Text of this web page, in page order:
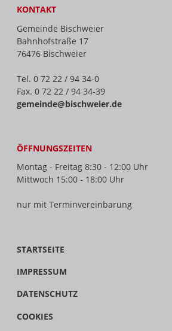
KONTAKT
Gemeinde Bischweier
Bahnhofstraße 17
76476 Bischweier
Tel. 0 72 22 / 94 34-0
Fax. 0 72 22 / 94 34-39
gemeinde@bischweier.de
ÖFFNUNGSZEITEN
Montag - Freitag 8:30 - 12:00 Uhr
Mittwoch 15:00 - 18:00 Uhr
nur mit Terminvereinbarung
STARTSEITE
IMPRESSUM
DATENSCHUTZ
COOKIES